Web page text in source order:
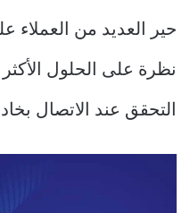
حير العديد من العملاء
نظرة على الحلول
التحقق عند الاتصال